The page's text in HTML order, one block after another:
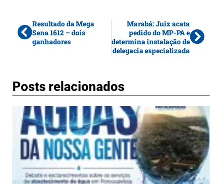
Resultado da Mega
Sena 1612 – dois
ganhadores
Marabá: Juiz acata
pedido do MP-PA e
determina instalação de
delegacia especializada
Posts relacionados